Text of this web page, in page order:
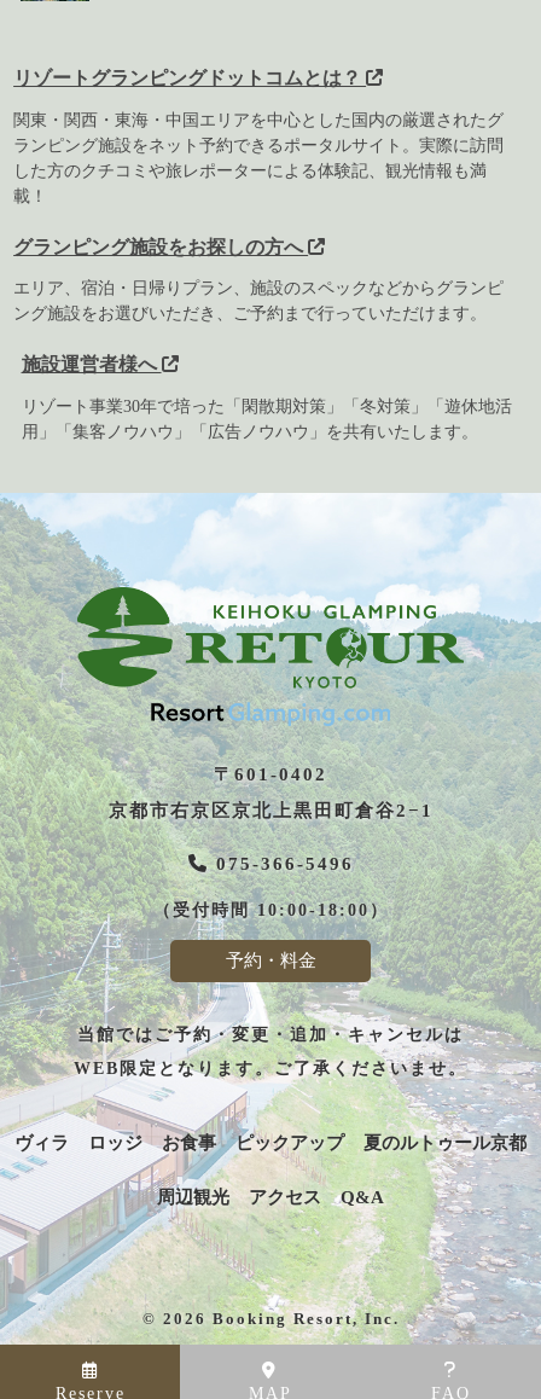
リゾートグランピングドットコムとは？
関東・関西・東海・中国エリアを中心とした国内の厳選されたグ
ランピング施設をネット予約できるポータルサイト。実際に訪問
した方のクチコミや旅レポーターによる体験記、観光情報も満
載！
グランピング施設をお探しの方へ
エリア、宿泊・日帰りプラン、施設のスペックなどからグランピ
ング施設をお選びいただき、ご予約まで行っていただけます。
施設運営者様へ
リゾート事業30年で培った「閑散期対策」「冬対策」「遊休地活
用」「集客ノウハウ」「広告ノウハウ」を共有いたします。
〒601-0402
京都市右京区京北上黒田町倉谷2−1
075-366-5496
（受付時間 10:00-18:00）
予約・料金
当館ではご予約・変更・追加・キャンセルは
WEB限定となります。ご了承くださいませ。
ヴィラ ロッジ お食事 ピックアップ 夏のルトゥール京都
周辺観光 アクセス Q&A
© 2026 Booking Resort, Inc.
Reserve MAP FAQ